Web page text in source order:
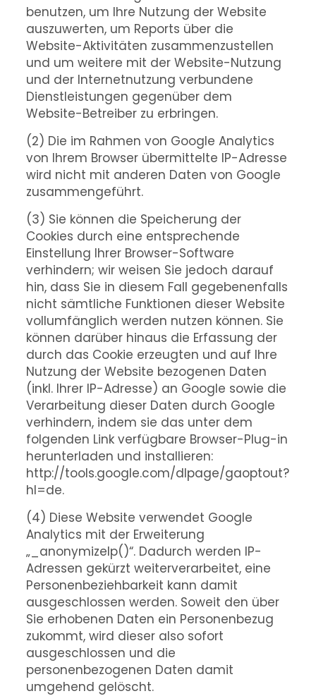
benutzen, um Ihre Nutzung der Website
auszuwerten, um Reports über die
Website-Aktivitäten zusammenzustellen
und um weitere mit der Website-Nutzung
und der Internetnutzung verbundene
Dienstleistungen gegenüber dem
Website-Betreiber zu erbringen.
(2) Die im Rahmen von Google Analytics
von Ihrem Browser übermittelte IP-Adresse
wird nicht mit anderen Daten von Google
zusammengeführt.
(3) Sie können die Speicherung der
Cookies durch eine entsprechende
Einstellung Ihrer Browser-Software
verhindern; wir weisen Sie jedoch darauf
hin, dass Sie in diesem Fall gegebenenfalls
nicht sämtliche Funktionen dieser Website
vollumfänglich werden nutzen können. Sie
können darüber hinaus die Erfassung der
durch das Cookie erzeugten und auf Ihre
Nutzung der Website bezogenen Daten
(inkl. Ihrer IP-Adresse) an Google sowie die
Verarbeitung dieser Daten durch Google
verhindern, indem sie das unter dem
folgenden Link verfügbare Browser-Plug-in
herunterladen und installieren:
http://tools.google.com/dlpage/gaoptout?
hl=de.
(4) Diese Website verwendet Google
Analytics mit der Erweiterung
„_anonymizeIp()“. Dadurch werden IP-
Adressen gekürzt weiterverarbeitet, eine
Personenbeziehbarkeit kann damit
ausgeschlossen werden. Soweit den über
Sie erhobenen Daten ein Personenbezug
zukommt, wird dieser also sofort
ausgeschlossen und die
personenbezogenen Daten damit
umgehend gelöscht.